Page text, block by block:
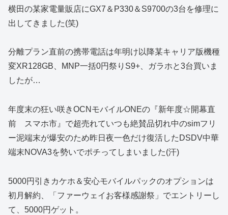
横田の某家電量販店にGX7＆P330＆S9700の3台を修理に
出してきました(笑)
分離プラン直前の携帯電話は年明け以降某キャリア版機種
変XR128GB、MNP一括0円祭りS9+、ガラホと3台買いま
したが…
年度末の狂い咲きOCNモバイルONEの『新年度☆開幕直
前 スマホ市』で超売れていつも絶賛品切れ中のsimフリ
ー泥端末が爆安のため昨日夜一色だけ復活したDSDV中華
端末NOVA3を勢いでポチってしまいました(汗)
5000円引きカケホ＆安心モバイルパックのオプションは
初月解約、「ファーウェイお客様感謝祭」でエントリーし
て、5000円ゲット。